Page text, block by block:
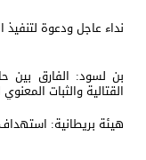
نداء عاجل ودعوة
بن لسود: الفارق بين
القتالية والثبات
هيئة بريطانية: